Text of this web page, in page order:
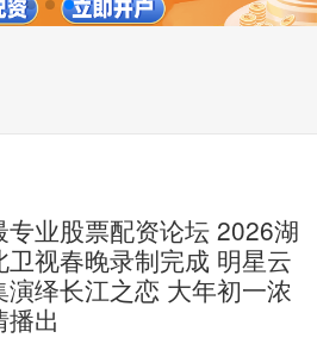
专业股票配资论坛 2026湖
卫视春晚录制完成 明星云
演绎长江之恋 大年初一浓
播出